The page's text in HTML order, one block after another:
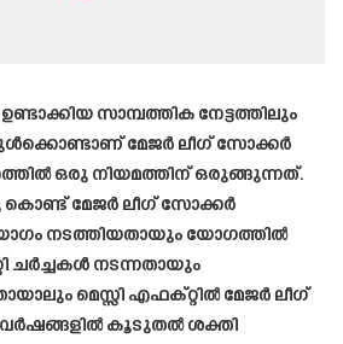
സാമ്പത്തിക നേട്ടത്തിലും
മേജർ ലീഗ് സോക്കർ
ഒരു നിയമത്തിന് ഒരുങ്ങുന്നത്.
കൊണ്ട് മേജർ ലീഗ് സോക്കർ
നടത്തിയതായും യോഗത്തിൽ
ചർച്ചകൾ നടന്നതായും
മെസ്സി എഫക്റ്റിൽ മേജർ ലീഗ്
കൂടുതൽ ശക്തി